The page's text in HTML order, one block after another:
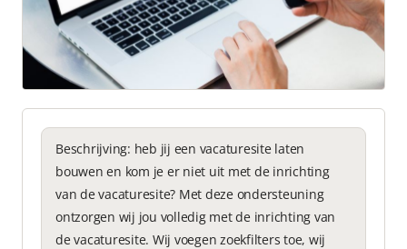
Beschrijving: heb jij een vacaturesite laten
bouwen en kom je er niet uit met de inrichting
van de vacaturesite? Met deze ondersteuning
ontzorgen wij jou volledig met de inrichting van
de vacaturesite. Wij voegen zoekfilters toe, wij